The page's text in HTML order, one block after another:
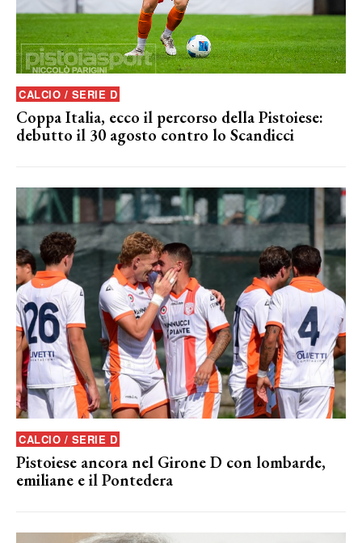
CALCIO / SERIE D
Coppa Italia, ecco il percorso della Pistoiese:
debutto il 30 agosto contro lo Scandicci
CALCIO / SERIE D
Pistoiese ancora nel Girone D con lombarde,
emiliane e il Pontedera